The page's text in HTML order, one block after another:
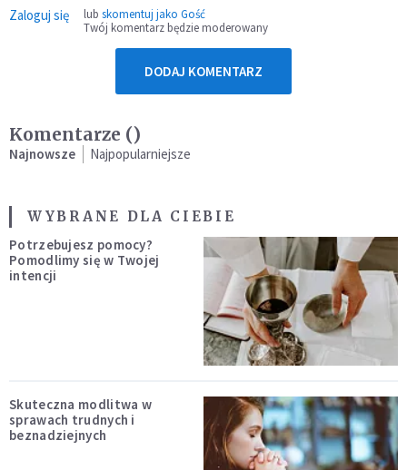
Zaloguj się lub skomentuj jako Gość
Twój komentarz będzie moderowany
DODAJ KOMENTARZ
Komentarze ()
Najnowsze Najpopularniejsze
WYBRANE DLA CIEBIE
Potrzebujesz pomocy?
Pomodlimy się w Twojej
intencji
Skuteczna modlitwa w
sprawach trudnych i
beznadziejnych